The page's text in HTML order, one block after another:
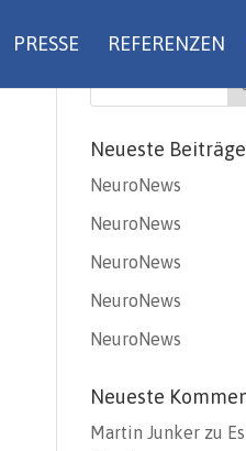
PRESSE REFERENZEN
Neueste Beiträge
NeuroNews
NeuroNews
NeuroNews
NeuroNews
NeuroNews
Neueste
Martin Junker zu